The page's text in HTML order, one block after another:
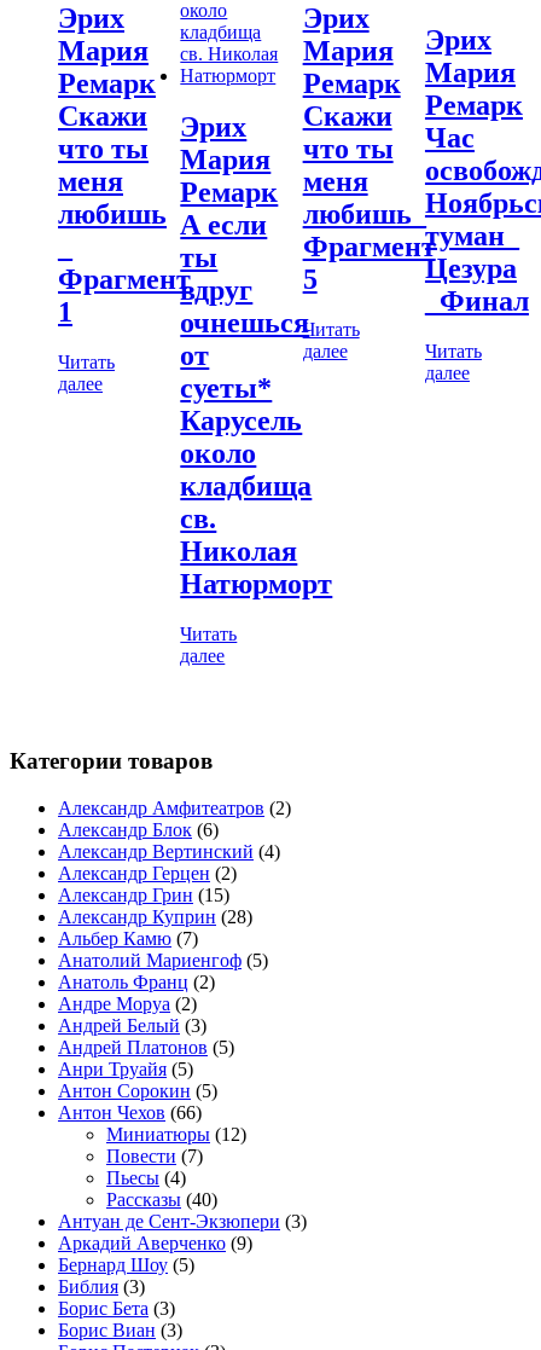
Эрих
Мария
Ремарк
Скажи
что ты
меня
любишь
Фрагмент
1
Читать
далее
Эрих
Мария
Ремарк
А если
ты
вдруг
очнешься
от
суеты*
Карусель
около
кладбища
св.
Николая
Натюрморт
Читать
далее
Эрих
Мария
Ремарк
Скажи
что ты
меня
любишь_
Фрагмент
5
Читать
далее
Эрих
Мария
Ремарк
Час
туман_
Цезура
_Финал
Читать
далее
Категории товаров
Александр Амфитеатров (2)
Александр Блок (6)
Александр Вертинский (4)
Александр Герцен (2)
Александр Грин (15)
Александр Куприн (28)
Альбер Камю (7)
Анатолий Мариенгоф (5)
Анатоль Франц (2)
Андре Моруа (2)
Андрей Белый (3)
Андрей Платонов (5)
Анри Труайя (5)
Антон Сорокин (5)
Антон Чехов (66)
Миниатюры (12)
Повести (7)
Пьесы (4)
Рассказы (40)
Антуан де Сент-Экзюпери (3)
Аркадий Аверченко (9)
Бернард Шоу (5)
Библия (3)
Борис Бета (3)
Борис Виан (3)